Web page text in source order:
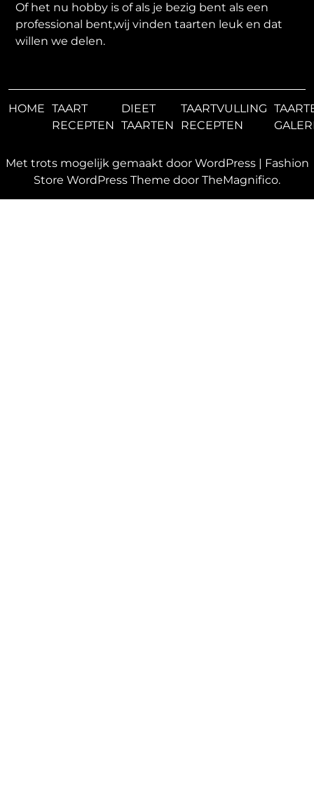
Of het nu hobby is of als je bezig bent als een
professional bent,wij vinden taarten leuk en dat
willen we delen.
HOME TAART
RECEPTEN
DIEET
TAARTEN
TAARTVULLING
RECEPTEN
Met trots mogelijk gemaakt door WordPress | Fashion
Store WordPress Theme door TheMagnifico.